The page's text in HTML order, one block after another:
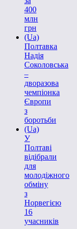
400
млн
грн
(Ua)
Полтавка
Надія
Соколовська
–
дворазова
чемпіонка
Європи
з
боротьби
(Ua)
У
Полтаві
відібрали
для
молодіжного
обміну
з
Норвегією
16
учасників